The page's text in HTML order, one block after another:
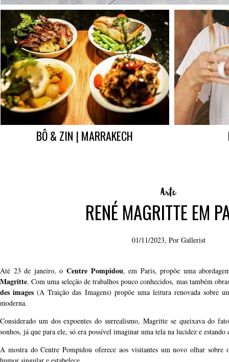
BÔ & ZIN | MARRAKECH
RENÉ MAGRITTE EM
01/11/2023, Por Gallerist
Até 23 de janeiro, o Centre Pompidou, em Paris, propõe uma
Magritte. Com uma seleção de trabalhos pouco conhecidos, mas também
des images(A Traição das Imagens) propõe uma leitura renovada sobre
moderna.
Considerado um dos expoentes do surrealismo, Magritte se queixava do
sonhos, já que para ele, só era possível imaginar uma tela na lucidez e estando
A mostra do Centre Pompidou oferece aos visitantes um novo olhar sobre